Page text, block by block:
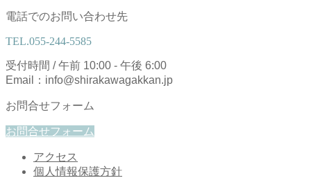
電話でのお問い合わせ先
TEL.055-244-5585
受付時間 / 午前 10:00 - 午後 6:00
Email：info@shirakawagakkan.jp
お問合せフォーム
お問合せフォーム
アクセス
個人情報保護方針